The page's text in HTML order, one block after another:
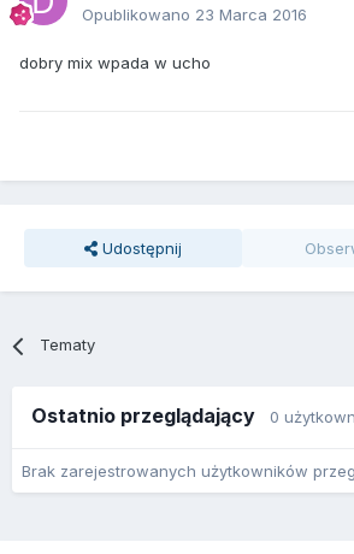
Opublikowano 23 Marca 2016
dobry mix wpada w ucho
Udostępnij
Tematy
Ostatnio przeglądający 0
Brak zarejestrowanych użytkowników